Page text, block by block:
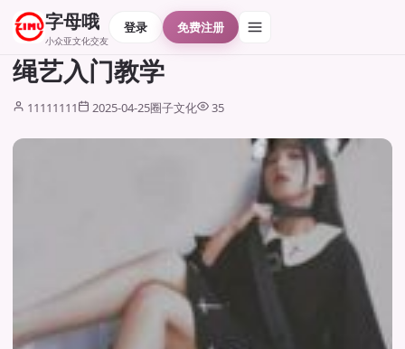
字母哦
小众亚文化交友
登录 免费注册
绳艺入门教学
11111111 2025-04-25圈子文化 35